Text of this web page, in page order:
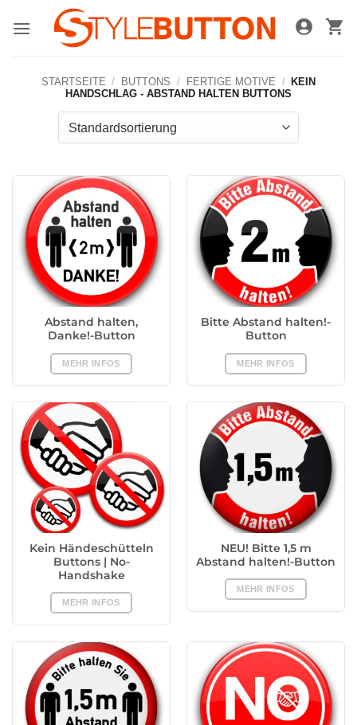
Inhalt
STARTSEITE / BUTTONS / FERTIGE MOTIVE /
KEIN
HANDSCHLAG - ABSTAND HALTEN BUTTONS
Abstand halten,
Danke!-Button
MEHR INFOS
Bitte Abstand halten!-
Button
MEHR INFOS
Kein Händeschütteln
Buttons | No-
Handshake
MEHR INFOS
NEU! Bitte 1,5 m
Abstand halten!-Button
MEHR INFOS